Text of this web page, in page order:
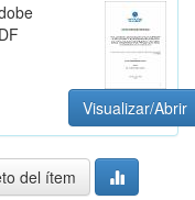
Visualizar/Abrir
del ítem